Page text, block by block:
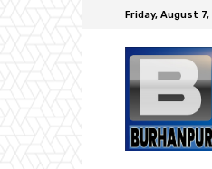
Friday, August 7,